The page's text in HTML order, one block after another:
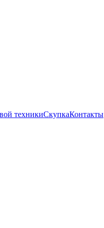
техникиСкупкаКонтакты